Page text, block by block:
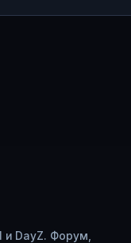
и DayZ. Форум,